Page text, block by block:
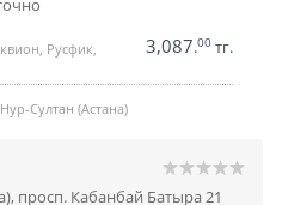
Русфик,
3,087.00 тг.
Султан (Астана)
, просп. Кабанбай Батыра 21